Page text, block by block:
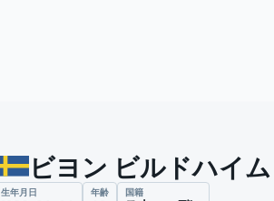
ビヨン ビルドハイム
生年月日 年齢 国籍